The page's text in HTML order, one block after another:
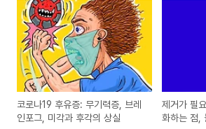
코로나19 후유증: 무기력증, 브레
인포그, 미각과 후각의 상실
제거가 필
화하는 점,